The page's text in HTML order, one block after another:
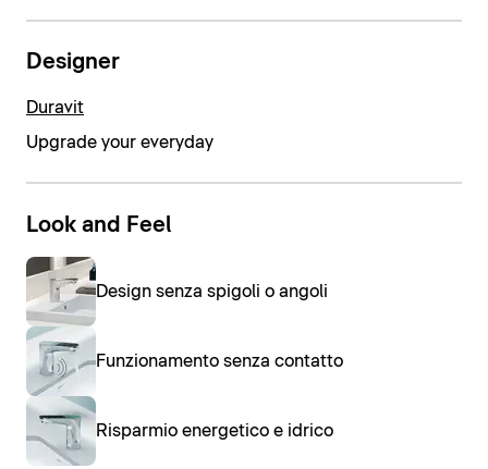
Designer
Duravit
Upgrade your everyday
Look and Feel
Design senza spigoli o angoli
Funzionamento senza contatto
Risparmio energetico e idrico